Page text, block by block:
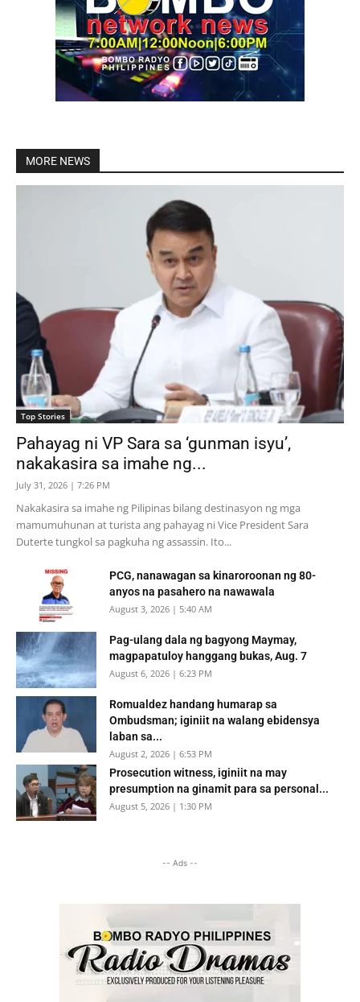
MORE NEWS
Top Stories
Pahayag ni VP Sara sa ‘gunman isyu’,
nakakasira sa imahe ng...
July 31, 2026 | 7:26 PM
Nakakasira sa imahe ng Pilipinas bilang destinasyon ng mga
mamumuhunan at turista ang pahayag ni Vice President Sara
Duterte tungkol sa pagkuha ng assassin. Ito...
PCG, nanawagan sa kinaroroonan ng 80-
anyos na pasahero na nawawala
August 3, 2026 | 5:40 AM
Pag-ulang dala ng bagyong Maymay,
magpapatuloy hanggang bukas, Aug. 7
August 6, 2026 | 6:23 PM
Romualdez handang humarap sa
Ombudsman; iginiit na walang ebidensya
laban sa...
August 2, 2026 | 6:53 PM
Prosecution witness, iginiit na may
presumption na ginamit para sa personal...
August 5, 2026 | 1:30 PM
-- Ads --